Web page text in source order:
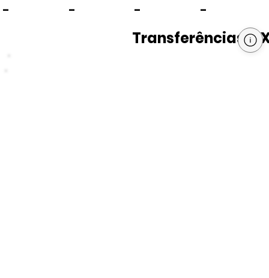
Transferências
- -
- -